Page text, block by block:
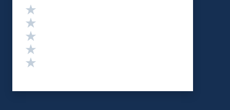
Valutazione